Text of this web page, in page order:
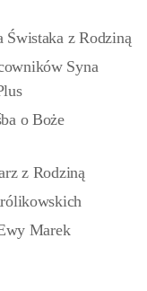
Świstaka z Rodziną
Syna
o Boże
z Rodziną
Marek